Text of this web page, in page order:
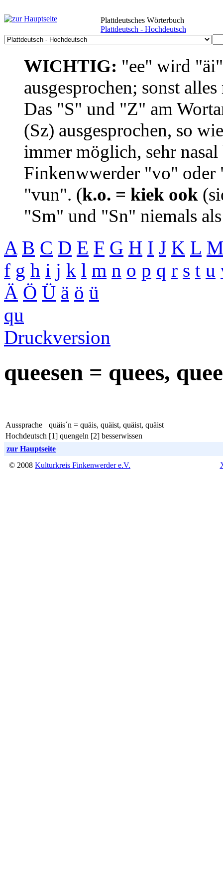
Plattdeutsches Wörterbuch
Plattdeutsch - Hochdeutsch
WICHTIG: "ee" wird
ausgesprochen; sonst
Das "S" und "Z" am
(Sz) ausgesprochen, so
immer möglich, sehr
Finkenwwerder "vo"
"vun". (k.o. = kiek ook
"Sm" und "Sn" niemals
A B C D E F G H I J K L
f g h i j k l m n o p q r s t u
Ä Ö Ü ä ö ü
qu
Druckversion
queesen = quees,
Aussprache
quäis´n = quäis, quäist, quäist, quäist
Hochdeutsch [1] quengeln [2] besserwissen
zur Hauptseite
© 2008 Kulturkreis Finkenwerder e.V.